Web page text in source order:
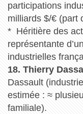
participations
milliards $/€ (part
* Héritière des
représentante
industrielles
18. Thierry
Dassault
estimée : ≈
familiale).